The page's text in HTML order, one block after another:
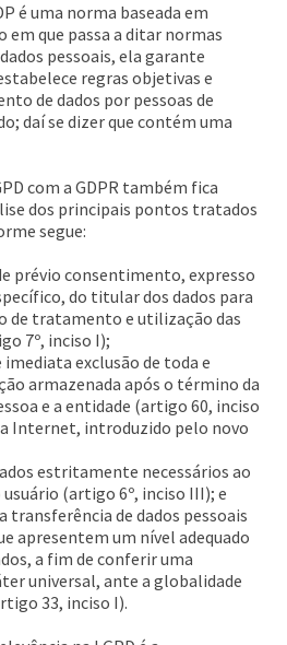
é uma norma baseada em
que passa a ditar normas
pessoais, ela garante
regras objetivas e
de dados por pessoas de
daí se dizer que contém uma
com a GDPR também fica
dos principais pontos tratados
segue:
prévio consentimento, expresso
do titular dos dados para
de tratamento e utilização das
7º, inciso I);
exclusão de toda e
armazenada após o término da
e a entidade (artigo 60, inciso
Internet, introduzido pelo novo
estritamente necessários ao
(artigo 6º, inciso III); e
transferência de dados pessoais
apresentem um nível adequado
a fim de conferir uma
universal, ante a globalidade
33, inciso I).